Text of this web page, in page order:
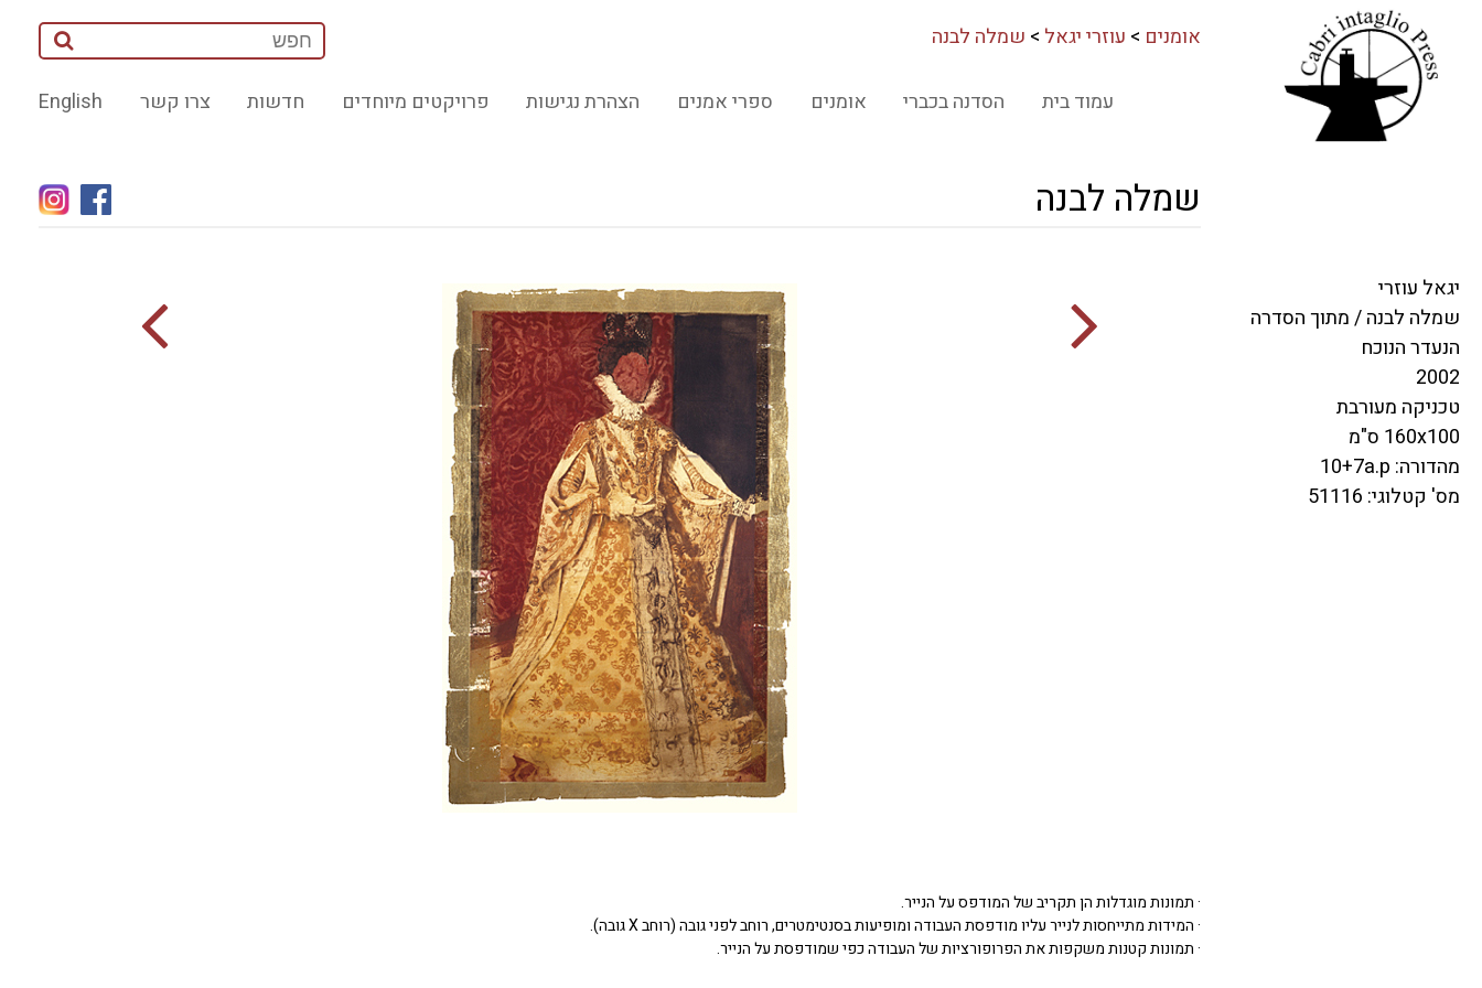
אומנים > עוזרי יגאל > שמלה לבנה
English צרו קשר חדשות פרויקטים מיוחדים הצהרת נגישות ספרי אמנים אומנים הסדנה בכברי עמוד בית
שמלה לבנה
· תמונות מוגדלות הן תקריב של המודפס על הנייר.
· המידות מתייחסות לנייר עליו מודפסת העבודה ומופיעות בסנטימטרים, רוחב לפני גובה (רוחב X גובה).
· תמונות קטנות משקפות את הפרופורציות של העבודה כפי שמודפסת על הנייר.
יגאל עוזרי
שמלה לבנה / מתוך הסדרה
הנעדר הנוכח
2002
טכניקה מעורבת
160x100 ס"מ
מהדורה: 10+7a.p
מס' קטלוגי: 51116